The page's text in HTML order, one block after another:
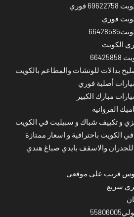
فوري
فوري
الكويت
بدالات للونشات والمطاعم بالكويت
أصلية فوري
مبارك الكبير
الفروانية
و تكييف شباك و سبيليت في الكويت
الكويت باحترافية و اسعار ممتازة
والاسقف بايدي صباغ هندي
قريب على موقعي
سريع